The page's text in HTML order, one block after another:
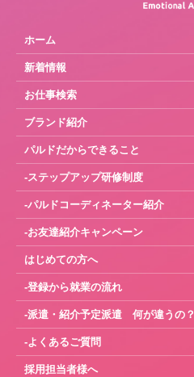
ホーム
新着情報
お仕事検索
ブランド紹介
パルドだからできること
-ステップアップ研修制度
-パルドコーディネーター紹介
-お友達紹介キャンペーン
はじめての方へ
-登録から就業の流れ
-派遣・紹介予定派遣 何が違うの？
-よくあるご質問
採用担当者様へ